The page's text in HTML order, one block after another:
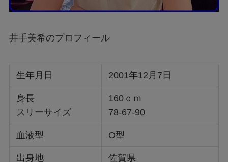
井手美希のプロフィール
生年月日 2001年12月7日
身長
スリーサイズ
160ｃｍ
78-67-90
血液型 O型
出身地 佐賀県